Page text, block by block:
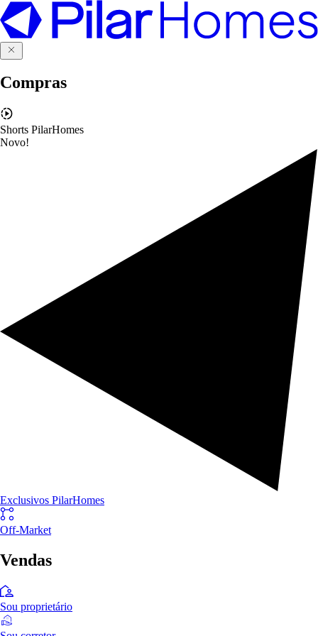
Compras
Shorts PilarHomes
Novo!
Exclusivos PilarHomes
Off-Market
Vendas
Sou proprietário